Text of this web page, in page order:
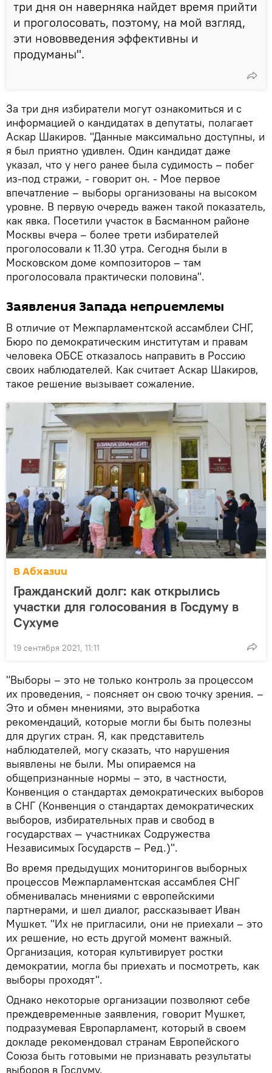
три дня он наверняка найдет время прийти
и проголосовать, поэтому, на мой взгляд,
эти нововведения эффективны и
продуманы".
За три дня избиратели могут ознакомиться и с
информацией о кандидатах в депутаты, полагает
Аскар Шакиров. "Данные максимально доступны, и
я был приятно удивлен. Один кандидат даже
указал, что у него ранее была судимость – побег
из-под стражи, - говорит он. - Мое первое
впечатление – выборы организованы на высоком
уровне. В первую очередь важен такой показатель,
как явка. Посетили участок в Басманном районе
Москвы вчера – более трети избирателей
проголосовали к 11.30 утра. Сегодня были в
Московском доме композиторов – там
проголосовала практически половина".
Заявления Запада неприемлемы
В отличие от Межпарламентской ассамблеи СНГ,
Бюро по демократическим институтам и правам
человека ОБСЕ отказалось направить в Россию
своих наблюдателей. Как считает Аскар Шакиров,
такое решение вызывает сожаление.
В Абхазии
Гражданский долг: как открылись
участки для голосования в Госдуму в
Сухуме
19 сентября 2021, 11:11
"Выборы – это не только контроль за процессом
их проведения, - поясняет он свою точку зрения. –
Это и обмен мнениями, это выработка
рекомендаций, которые могли бы быть полезны
для других стран. Я, как представитель
наблюдателей, могу сказать, что нарушения
выявлены не были. Мы опираемся на
общепризнанные нормы – это, в частности,
Конвенция о стандартах демократических выборов
в СНГ (Конвенция о стандартах демократических
выборов, избирательных прав и свобод в
государствах — участниках Содружества
Независимых Государств – Ред.)".
Во время предыдущих мониторингов выборных
процессов Межпарламентская ассамблея СНГ
обменивалась мнениями с европейскими
партнерами, и шел диалог, рассказывает Иван
Мушкет. "Их не пригласили, они не приехали – это
их решение, но есть другой момент важный.
Организация, которая культивирует ростки
демократии, могла бы приехать и посмотреть, как
выборы проходят".
Однако некоторые организации позволяют себе
преждевременные заявления, говорит Мушкет,
подразумевая Европарламент, который в своем
докладе рекомендовал странам Европейского
Союза быть готовыми не признавать результаты
выборов в Госдуму.